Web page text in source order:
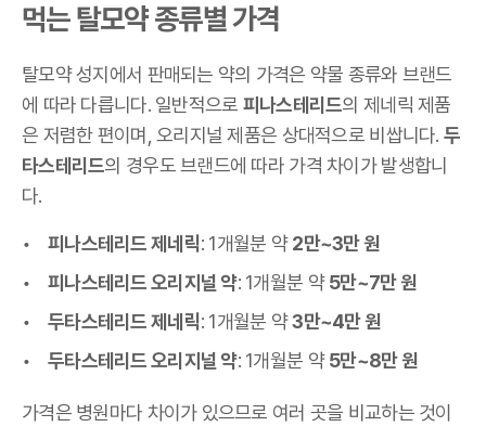
먹는 탈모약 종류별 가격
탈모약 성지에서 판매되는 약의 가격은 약물 종류와 브랜드
에 따라 다릅니다. 일반적으로 피나스테리드의 제네릭 제품
은 저렴한 편이며, 오리지널 제품은 상대적으로 비쌉니다. 두
타스테리드의 경우도 브랜드에 따라 가격 차이가 발생합니
다.
피나스테리드 제네릭: 1개월분 약2만~3만 원
피나스테리드 오리지널 약: 1개월분 약5만~7만 원
두타스테리드 제네릭: 1개월분 약3만~4만 원
두타스테리드 오리지널 약: 1개월분 약5만~8만 원
가격은 병원마다 차이가 있으므로 여러 곳을 비교하는 것이